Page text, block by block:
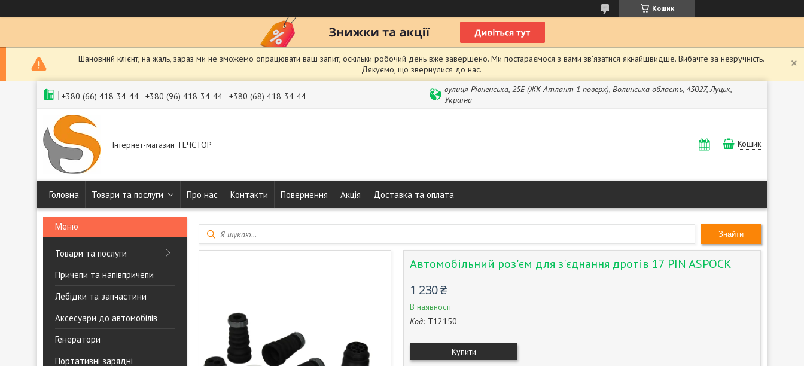
Кошик
Шановний клієнт, на жаль, зараз ми не зможемо опрацювати ваш запит, оскільки робочий день вже завершено. Ми постараємося з вами зв'язатися якнайшвидше. Вибачте за незручність.
Дякуємо, що звернулися до нас.
+380 (66) 418-34-44 +380 (96) 418-34-44 +380 (68) 418-34-44
вулиця Рівненська, 25Е (ЖК Атлант 1 поверх), Волинська область, 43027, Луцьк,
Україна
Інтернет-магазин ТЕЧСТОР Кошик
Головна Товари та послуги Про нас Контакти Повернення Акція Доставка та оплата
Товари та послуги
Причепи та напівпричепи
Лебідки та запчастини
Аксесуари до автомобілів
Генератори
Портативні зарядні
Знайти
Автомобільний роз'єм для з'єднання дротів 17 PIN ASPOCK
1 230 ₴
В наявності
Код: T12150
Купити